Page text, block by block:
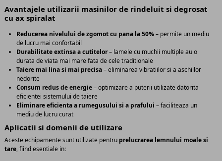
Avantajele utilizarii masinilor de rindeluit si degrosat
cu ax spiralat
Reducerea nivelului de zgomot cu pana la 50%– permite un mediu
de lucru mai confortabil
Durabilitate extinsa a cutitelor– lamele cu muchii multiple au o
durata de viata mai mare fata de cele traditionale
Taiere mai lina si mai precisa– eliminarea vibratiilor si a aschiilor
nedorite
Consum redus de energie– optimizare a puterii utilizate datorita
eficientei sistemului de taiere
Eliminare eficienta a rumegusului si a prafului – faciliteaza un
mediu de lucru curat
Aplicatii si domenii de utilizare
Aceste echipamente sunt utilizate pentru prelucrarea lemnului moale si
tare, fiind esentiale in: